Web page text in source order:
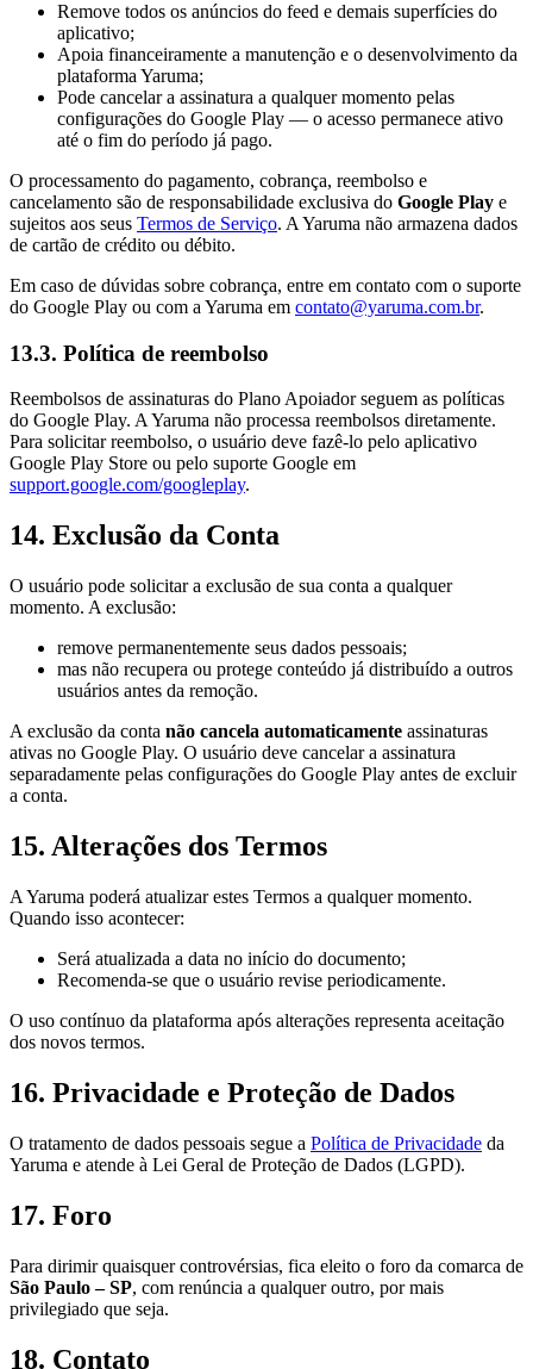
Remove todos os anúncios do feed e demais superfícies do
aplicativo;
Apoia financeiramente a manutenção e o desenvolvimento da
plataforma Yaruma;
Pode cancelar a assinatura a qualquer momento pelas
configurações do Google Play — o acesso permanece ativo
até o fim do período já pago.
O processamento do pagamento, cobrança, reembolso e
cancelamento são de responsabilidade exclusiva do Google Play e
sujeitos aos seus Termos de Serviço. A Yaruma não armazena dados
de cartão de crédito ou débito.
Em caso de dúvidas sobre cobrança, entre em contato com o suporte
do Google Play ou com a Yaruma em contato@yaruma.com.br.
13.3. Política de reembolso
Reembolsos de assinaturas do Plano Apoiador seguem as políticas
do Google Play. A Yaruma não processa reembolsos diretamente.
Para solicitar reembolso, o usuário deve fazê-lo pelo aplicativo
Google Play Store ou pelo suporte Google em
support.google.com/googleplay.
14. Exclusão da Conta
O usuário pode solicitar a exclusão de sua conta a qualquer
momento. A exclusão:
remove permanentemente seus dados pessoais;
mas não recupera ou protege conteúdo já distribuído a outros
usuários antes da remoção.
A exclusão da conta não cancela automaticamente assinaturas
ativas no Google Play. O usuário deve cancelar a assinatura
separadamente pelas configurações do Google Play antes de excluir
a conta.
15. Alterações dos Termos
A Yaruma poderá atualizar estes Termos a qualquer momento.
Quando isso acontecer:
Será atualizada a data no início do documento;
Recomenda-se que o usuário revise periodicamente.
O uso contínuo da plataforma após alterações representa aceitação
dos novos termos.
16. Privacidade e Proteção de Dados
O tratamento de dados pessoais segue a Política de Privacidade da
Yaruma e atende à Lei Geral de Proteção de Dados (LGPD).
17. Foro
Para dirimir quaisquer controvérsias, fica eleito o foro da comarca de
São Paulo – SP, com renúncia a qualquer outro, por mais
privilegiado que seja.
18. Contato